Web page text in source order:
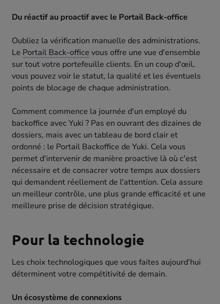
Du réactif au proactif avec le Portail Back-office
Oubliez la vérification manuelle des administrations.
Le Portail Back-office vous offre une vue d'ensemble
sur tout votre portefeuille clients. En un coup d'œil,
vous pouvez voir le statut, la qualité et les éventuels
points de blocage de chaque administration.
Comment commence la journée d'un employé du
backoffice avec Yuki ? Pas en ouvrant des dizaines de
dossiers, mais avec un tableau de bord clair et
ordonné : le Portail Backoffice de Yuki. Cela vous
permet d'intervenir de manière proactive là où c'est
nécessaire et de consacrer votre temps aux dossiers
qui demandent réellement de l'attention. Cela assure
un meilleur contrôle, une plus grande efficacité et une
meilleure prise de décision stratégique.
Pour la technologie
Les choix technologiques que vous faites aujourd'hui
déterminent votre compétitivité de demain.
Un écosystème de connexions